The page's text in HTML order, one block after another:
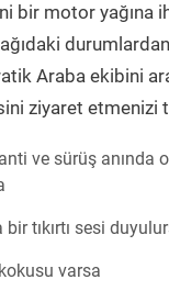
bir motor yağına
durumlardan
Araba ekibini
ziyaret etmenizi
ve sürüş anında
tıkırtı sesi
varsa